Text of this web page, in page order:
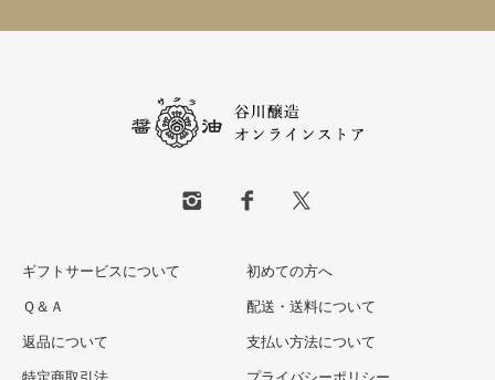
ギフトサービスについて 初めての方へ
Ｑ＆Ａ 配送・送料について
返品について 支払い方法について